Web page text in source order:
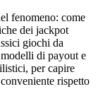
fenomeno: come
dei jackpot
giochi da
di payout e
per capire
rispetto